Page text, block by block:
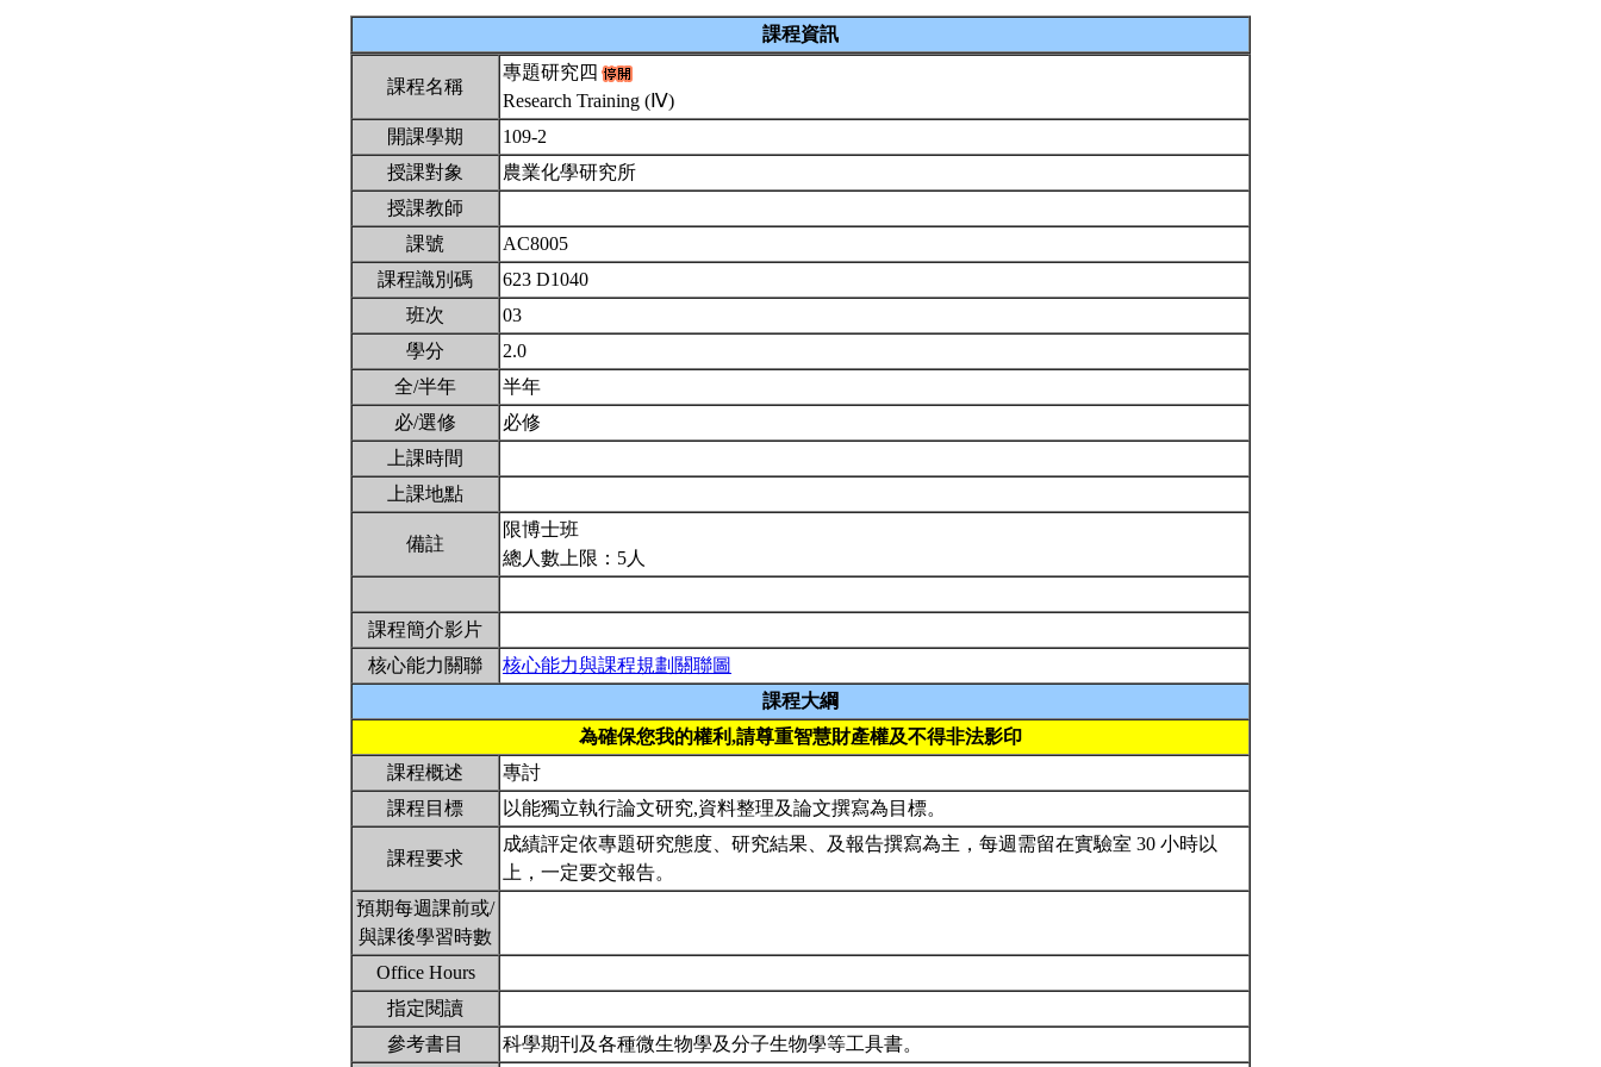
課程資訊
課程名稱
專題研究四
Research Training (Ⅳ)
開課學期
109-2
授課對象
農業化學研究所
授課教師
課號
AC8005
課程識別碼
623 D1040
班次
03
學分
2.0
全/半年
半年
必/選修
必修
上課時間
上課地點
備註
限博士班
總人數上限：5人
課程簡介影片
核心能力關聯
核心能力與課程規劃關聯圖
課程大綱
為確保您我的權利,請尊重智慧財產權及不得非法影印
課程概述
專討
課程目標
以能獨立執行論文研究,資料整理及論文撰寫為目標。
課程要求
成績評定依專題研究態度、研究結果、及報告撰寫為主，每週需留在實驗室 30 小時以
上，一定要交報告。
預期每週課前或/
與課後學習時數
Office Hours
指定閱讀
參考書目
科學期刊及各種微生物學及分子生物學等工具書。